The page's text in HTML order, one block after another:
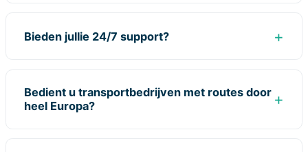
Bieden jullie 24/7 support?
Bedient u transportbedrijven met routes door
heel Europa?